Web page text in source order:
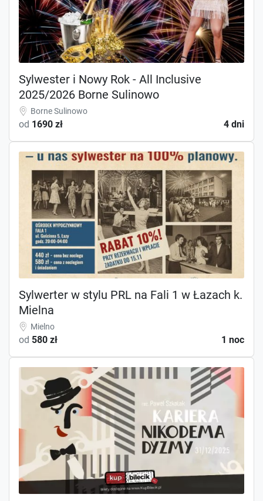
Sylwester i Nowy Rok - All Inclusive
2025/2026 Borne Sulinowo
Borne Sulinowo
od 1690 zł 4 dni
Sylwerter w stylu PRL na Fali 1 w Łazach k.
Mielna
Mielno
od 580 zł 1 noc